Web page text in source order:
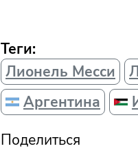
Теги:
Лионель Месси
Аргентина
Поделиться